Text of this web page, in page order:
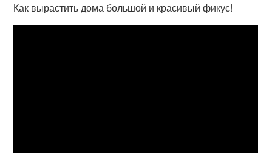
Как вырастить дома большой и красивый фикус!